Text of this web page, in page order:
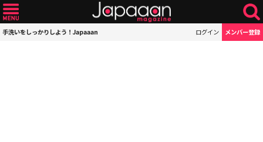
手洗いをしっかりしよう！Japaaan ログイン メンバー登録